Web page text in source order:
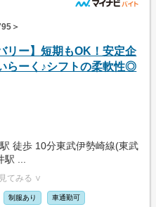
＞
リー】短期もOK！安定企
らーく♪シフトの柔軟性◎
徒歩 10分東武伊勢崎線(東武
駅 ...
てみる ∨
制服あり 車通勤可